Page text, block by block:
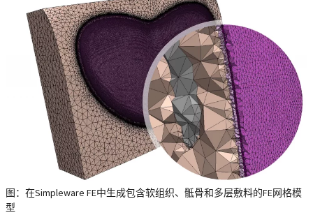
图：在Simpleware FE中生成包含软组织、骶骨和多层敷料的FE网格模
型